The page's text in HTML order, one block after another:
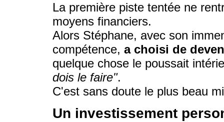
La première piste tentée ne
moyens financiers.
Alors Stéphane, avec son
compétence, a choisi de
quelque chose le poussait
dois le faire".
C'est sans doute le plus beau
Un investissement